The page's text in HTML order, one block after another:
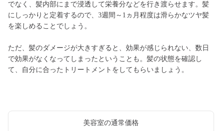
でなく、髪内部にまで浸透して栄養分などを行き渡らせます。髪
にしっかりと定着するので、3週間～1ヵ月程度は滑らかなツヤ髪
を楽しめることでしょう。
ただ、髪のダメージが大きすぎると、効果が感じられない、数日
で効果がなくなってしまったということも。髪の状態を確認し
て、自分に合ったトリートメントをしてもらいましょう。
美容室の通常価格